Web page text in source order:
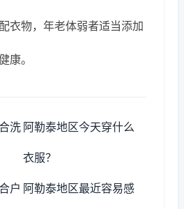
衣物，年老体弱者适当添加
康。
洗 阿勒泰地区今天穿什么
衣服？
户 阿勒泰地区最近容易感